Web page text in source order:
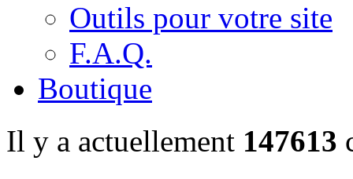
Outils pour votre site
F.A.Q.
Boutique
Il y a actuellement 147613